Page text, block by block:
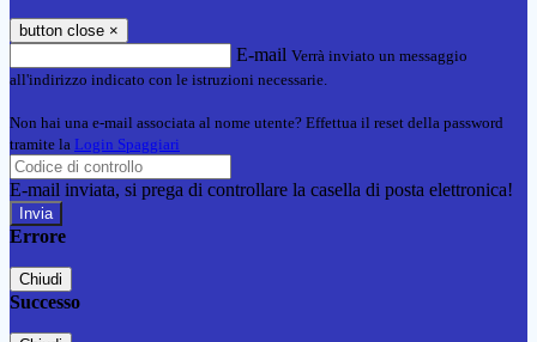
button close ×
E-mail Verrà inviato un messaggio
all'indirizzo indicato con le istruzioni necessarie.
Non hai una e-mail associata al nome utente? Effettua il reset della password
tramite la Login Spaggiari
E-mail inviata, si prega di controllare la casella di posta elettronica!
Errore
Chiudi
Successo